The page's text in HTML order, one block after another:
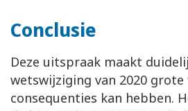
Conclusie
Deze uitspraak maakt
wetswijziging van 2020 grote
consequenties kan hebben.